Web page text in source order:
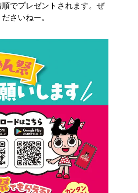
でプレゼントされます。ぜ
さいねー。